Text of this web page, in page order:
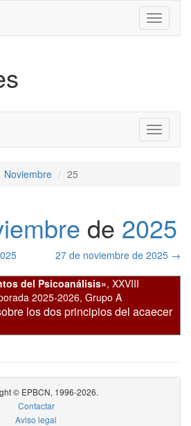
Toggle
Noviembre 25
de 2025
27 de noviembre de 2025 →
del Psicoanálisis», XXVIII
2025-2026, Grupo A
los dos principios del acaecer
© EPBCN, 1996-2026.
Contactar
Aviso legal